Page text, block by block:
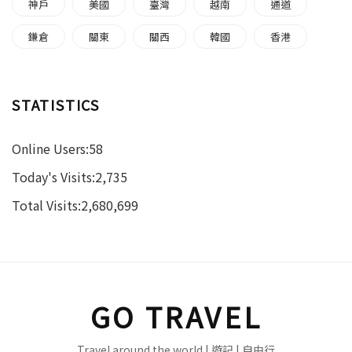
神戶 美國 臺灣 越南 通道
鎌倉 關東 關西 韓國 香港
STATISTICS
Online Users:58
Today's Visits:2,735
Total Visits:2,680,699
GO TRAVEL